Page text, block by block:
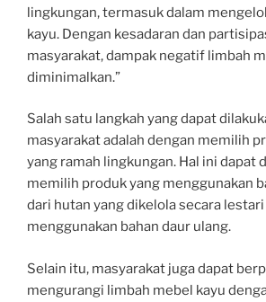
lingkungan, termasuk dalam
kayu. Dengan kesadaran dan
masyarakat, dampak negatif limbah
diminimalkan.”
Salah satu langkah yang dapat
masyarakat adalah dengan memilih
yang ramah lingkungan. Hal ini dapat
memilih produk yang menggunakan
dari hutan yang dikelola secara lestari
menggunakan bahan daur ulang.
Selain itu, masyarakat juga dapat
mengurangi limbah mebel kayu